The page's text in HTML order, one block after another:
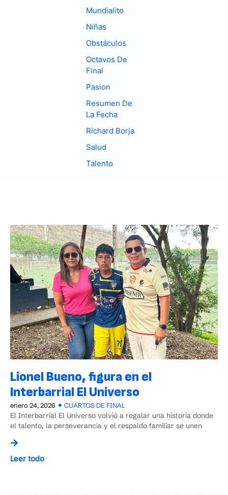
Mundialito
Niñas
Obstáculos
Octavos De
Final
Pasion
Resumen De
La Fecha
Richard Borja
Salud
Talento
Lionel Bueno, figura en el
Interbarrial El Universo
enero 24, 2026 CUARTOS DE FINAL
El Interbarrial El Universo volvió a regalar una historia donde
el talento, la perseverancia y el respaldo familiar se unen
Leer todo